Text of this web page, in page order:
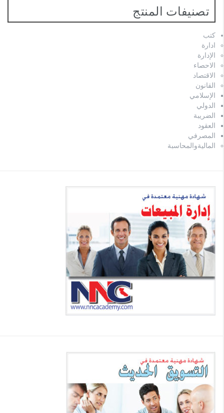
تصنيفات المنتج
كتب
ادارة
الإدارة
الاحصاء
الاقتصاد
القانون
الإسلامي
الدولي
الضريبة
العقود
المصرفي
الماليةوالمحاسبة